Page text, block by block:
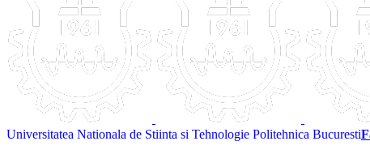
Universitatea Nationala de Stiinta si Tehnologie Politehnica Bucuresti